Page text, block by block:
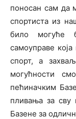
поносан сам да
спортиста из
било могуће
самоуправе
спорт, а
могућности
пећиначким
пливања за сву
Базене за